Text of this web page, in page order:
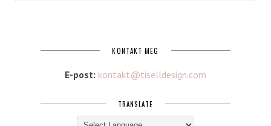
KONTAKT MEG
E-post: kontakt@tiselldesign.com
TRANSLATE